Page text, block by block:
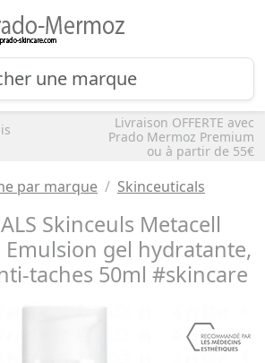
Livraison OFFERTE avec
Prado Mermoz Premium
ou à partir de 55€
par marque Skinceuticals
Skinceuls Metacell
Emulsion gel hydratante,
taches 50ml #skincare